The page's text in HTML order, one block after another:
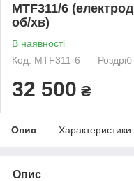
MTF311/6
об/хв)
В наявності
Код: MTF311-6
Роздріб
32 500 ₴
Опис Характеристики
Опис